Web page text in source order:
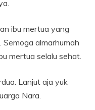
ibu mertua yang
almarhumah
mertua selalu sehat.
Lanjut aja yuk
Nara.